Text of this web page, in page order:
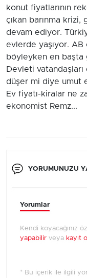
konut fiyatlarının
çıkan barınma
devam ediyor.
evlerde yaşıyor. AB
böyleyken en başta
Devleti
düşer mi diye umut
Ev fiyatı-kiralar ne
ekonomist Remz...
YORUMUNUZU
Yorumlar
Kendi koyacağınız
yapabilir veya kayıt
* Bu içerik ile ilgili